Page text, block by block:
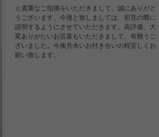
☆貴重なご指摘をいただきまして、誠にありがと
うございます。今後と致しましては、初見の際に
説明するようにさせていただきます。高評価、大
変ありがたいお言葉もいただきまして、有難うご
ざいました。今後共永いお付き合いの程宜しくお
願い致します。